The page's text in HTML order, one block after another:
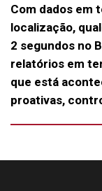
Com dados em
localização,
2 segundos no
relatórios em
que está
proativas,